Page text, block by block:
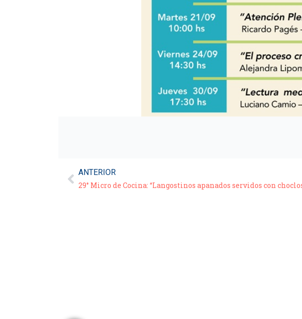
ANTERIOR
29° Micro de Cocina: “Langostinos apanados servidos con